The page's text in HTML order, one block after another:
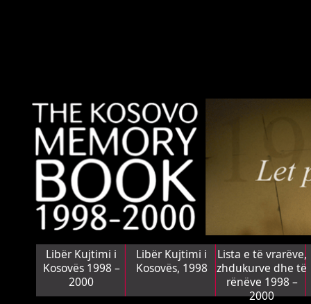
Libër Kujtimi i
Kosovës 1998 –
2000
Libër Kujtimi i
Kosovës, 1998
Lista e të vrarëve,
zhdukurve dhe të
rënëve 1998 –
2000